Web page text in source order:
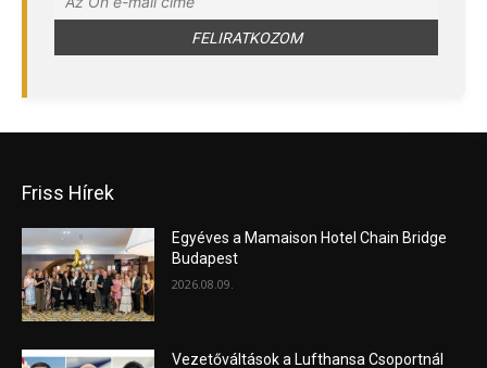
Friss Hírek
Egyéves a Mamaison Hotel Chain Bridge
Budapest
2026.08.09.
Vezetőváltások a Lufthansa Csoportnál